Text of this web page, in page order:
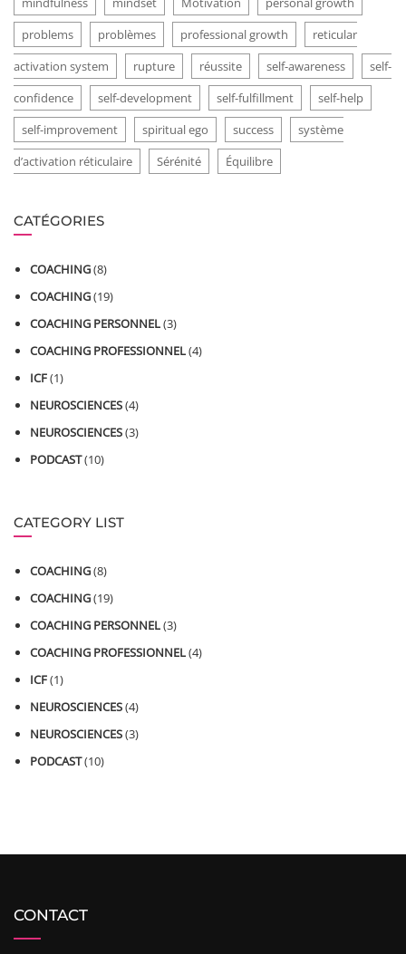
problems
problèmes professional growth
reticular
activation system
rupture réussite self-awareness
self-
confidence
self-development self-fulfillment
self-help
self-improvement
spiritual ego success
système
d’activation réticulaire
Sérénité Équilibre
CATÉGORIES
COACHING(8)
COACHING(19)
COACHING PERSONNEL(3)
COACHING PROFESSIONNEL(4)
ICF(1)
NEUROSCIENCES(4)
NEUROSCIENCES(3)
PODCAST(10)
CATEGORY LIST
COACHING(8)
COACHING(19)
COACHING PERSONNEL(3)
COACHING PROFESSIONNEL(4)
ICF(1)
NEUROSCIENCES(4)
NEUROSCIENCES(3)
PODCAST(10)
CONTACT